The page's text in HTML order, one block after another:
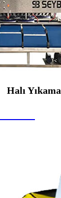
Halı Yıkama